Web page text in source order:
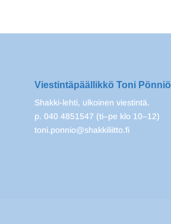
Viestintäpäällikkö Toni Pönniö
Shakki-lehti, ulkoinen viestintä.
p. 040 4851547 (ti–pe klo 10–12)
toni.ponnio@shakkiliitto.fi